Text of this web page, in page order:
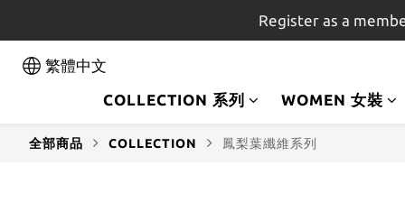
Register as a
繁體中文
COLLECTION 系列
WOMEN 女裝
全部商品 COLLECTION 鳳梨葉纖維系列